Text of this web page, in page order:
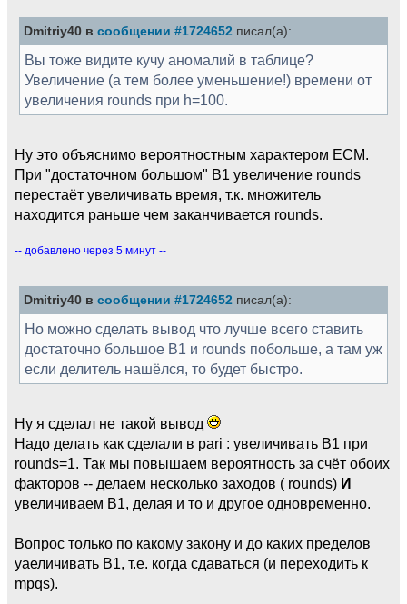
Dmitriy40 в сообщении #1724652 писал(а):
Вы тоже видите кучу аномалий в таблице?
Увеличение (а тем более уменьшение!) времени от
увеличения rounds при h=100.
Ну это объяснимо вероятностным характером ECM.
При "достаточном большом" B1 увеличение rounds
перестаёт увеличивать время, т.к. множитель
находится раньше чем заканчивается rounds.
-- добавлено через 5 минут --
Dmitriy40 в сообщении #1724652 писал(а):
Но можно сделать вывод что лучше всего ставить
достаточно большое B1 и rounds побольше, а там уж
если делитель нашёлся, то будет быстро.
Ну я сделал не такой вывод
Надо делать как сделали в pari : увеличивать B1 при
rounds=1. Так мы повышаем вероятность за счёт обоих
факторов -- делаем несколько заходов ( rounds) И
увеличиваем B1, делая и то и другое одновременно.
Вопрос только по какому закону и до каких пределов
уаеличивать B1, т.е. когда сдаваться (и переходить к
mpqs).